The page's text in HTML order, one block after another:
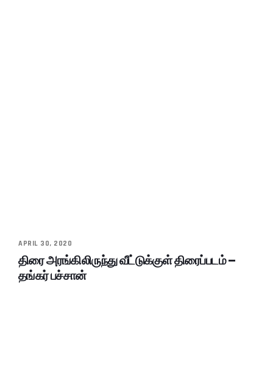
APRIL 30, 2020
திரை அரங்கிலிருந்து வீட்டுக்குள் திரைப்படம் –
தங்கர் பச்சான்